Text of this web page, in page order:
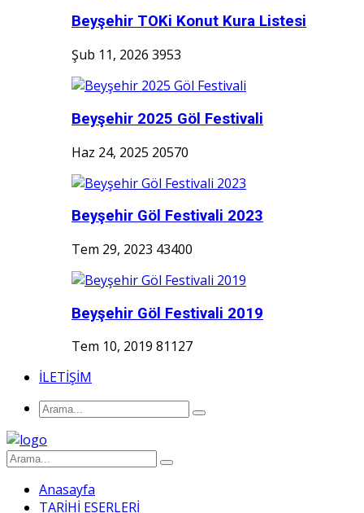
Beyşehir TOKi Konut Kura Listesi
Şub 11, 2026 3953
Beyşehir 2025 Göl Festivali
Haz 24, 2025 20570
Beyşehir Göl Festivali 2023
Tem 29, 2023 43400
Beyşehir Göl Festivali 2019
Tem 10, 2019 81127
İLETİŞİM
Anasayfa
TARİHİ ESERLERİ